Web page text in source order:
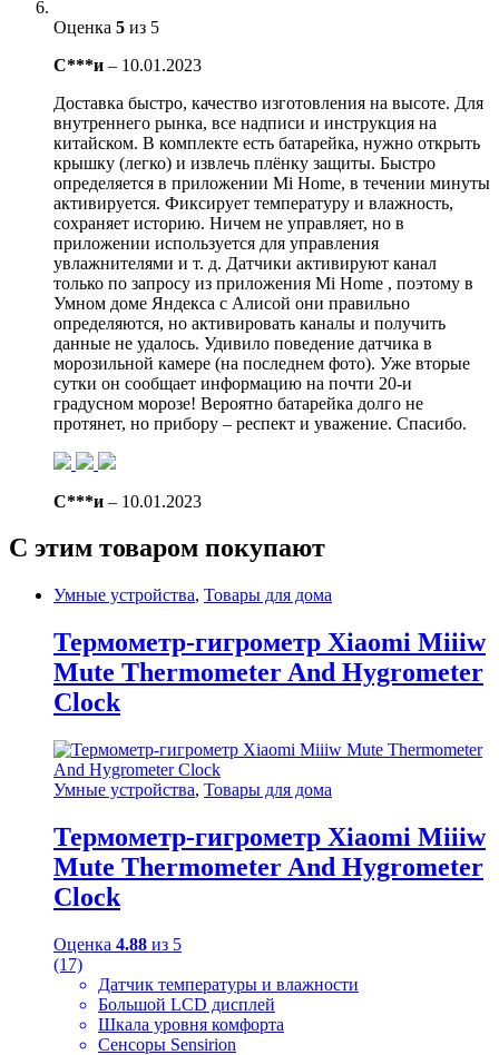
Оценка 5 из 5
С***и – 10.01.2023
Доставка быстро, качество изготовления на высоте. Для
внутреннего рынка, все надписи и инструкция на
китайском. В комплекте есть батарейка, нужно открыть
крышку (легко) и извлечь плёнку защиты. Быстро
определяется в приложении Mi Home, в течении минуты
активируется. Фиксирует температуру и влажность,
сохраняет историю. Ничем не управляет, но в
приложении используется для управления
увлажнителями и т. д. Датчики активируют канал
только по запросу из приложения Mi Home , поэтому в
Умном доме Яндекса с Алисой они правильно
определяются, но активировать каналы и получить
данные не удалось. Удивило поведение датчика в
морозильной камере (на последнем фото). Уже вторые
сутки он сообщает информацию на почти 20-и
градусном морозе! Вероятно батарейка долго не
протянет, но прибору – респект и уважение. Спасибо.
С***и – 10.01.2023
С этим товаром покупают
Умные устройства, Товары для дома
Термометр-гигрометр Xiaomi Miiiw
Mute Thermometer And Hygrometer
Clock
Умные устройства, Товары для дома
Термометр-гигрометр Xiaomi Miiiw
Mute Thermometer And Hygrometer
Clock
Оценка 4.88 из 5
(17)
Датчик температуры и влажности
Большой LCD дисплей
Шкала уровня комфорта
Сенсоры Sensirion